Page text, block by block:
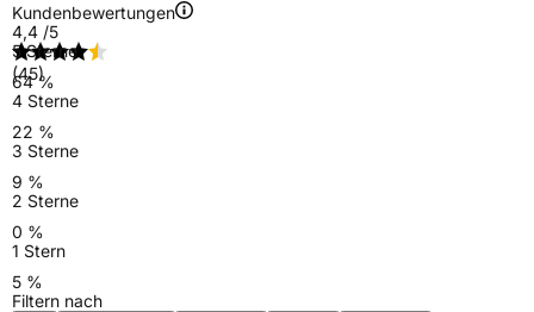
Kundenbewertungen
4,4 /5
(45)
5 Sterne
64 %
4 Sterne
22 %
3 Sterne
9 %
2 Sterne
0 %
1 Stern
5 %
Filtern nach